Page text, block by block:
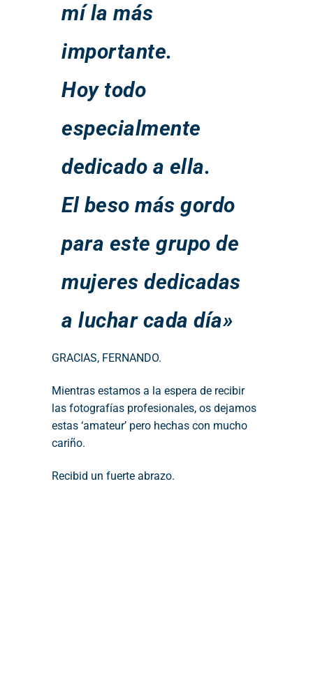
mí la más
importante.
Hoy todo
especialmente
dedicado a ella.
El beso más gordo
para este grupo de
mujeres dedicadas
a luchar cada día»
GRACIAS, FERNANDO.
Mientras estamos a la espera de recibir
las fotografías profesionales, os dejamos
estas ‘amateur’ pero hechas con mucho
cariño.
Recibid un fuerte abrazo.